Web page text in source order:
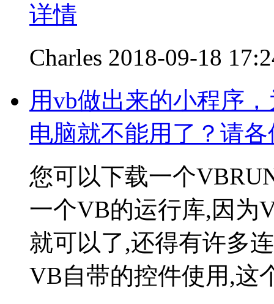
详情
Charles 2018-09-18
用vb做出来的小程序
电脑就不能用了？请
您可以下载一个
一个VB的运行库,因为
就可以了,还得有许多
VB自带的控件使用,这